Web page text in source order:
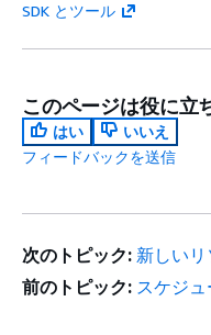
SDK とツール
このページは役に立
はい
いいえ
フィードバックを送信
次のトピック: 新しい
前のトピック: スケジ